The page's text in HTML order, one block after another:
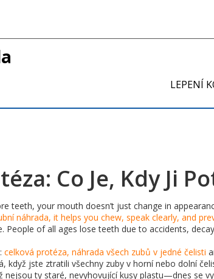
LEPENÍ
Co Je, Kdy Ji
teeth, your mouth doesn’t just change in
náhrada, it helps you chew, speak clearly, and
People of all ages lose teeth due to accidents,
celková protéza, náhrada všech zubů v jedné čelisti
když jste ztratili všechny zuby v horní nebo dolní
nejsou ty staré, nevyhovující kusy plastu—dnes se